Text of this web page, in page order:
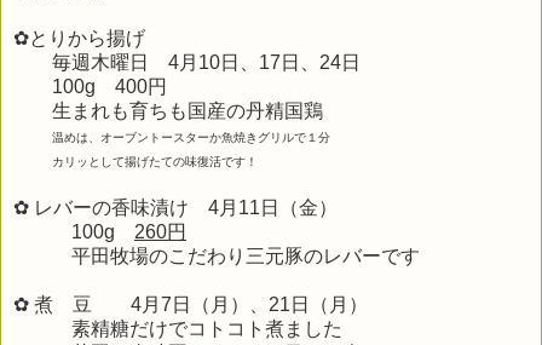
✿とりから揚げ
毎週木曜日 4月10日、17日、24日
100g 400円
生まれも育ちも 国産の丹精国鶏
温めは、オーブントースターか魚焼きグリルで１分
カリッとして揚げたての味復活です！
✿ レバーの香味漬け 4月11 日（金）
100g 260円
平田牧場のこだわり三元豚のレバーです
✿ 煮 豆 4月7 日（月）、21日（月）
素精糖だけでコトコト煮ました